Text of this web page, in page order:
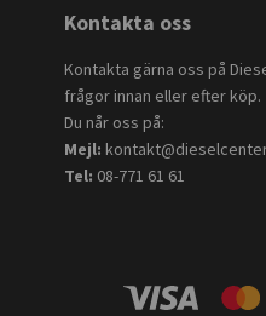
Kontakta oss
Kontakta gärna oss på
frågor innan eller efter köp.
Du når oss på:
Mejl:
Tel: 08-771 61 61